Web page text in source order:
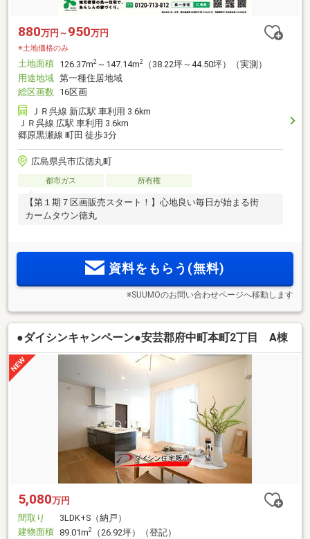
880万円～ 950万円
※土地価格のみ
土地面積 126.37m2 ～147.14m2
（38.22坪～44.50坪）（実測）
用途地域 第一種住居地域
総区画数 16区画
ＪＲ呉線 新広駅 車利用 3.6km
ＪＲ呉線 広駅 車利用 3.6km
郷原黒瀬線 町田 徒歩3分
広島県呉市広徳丸町
都市ガス 所有権
【第１期７区画販売スタート！】心地良い毎日が始まる街
カームタウン徳丸
資料をもらう(無料)
※SUUMOのお問い合わせページへ移動します
●ダイシンキャンペーン●安芸郡府中町本町2丁目 A棟
5,080万円
間取り
3LDK+S（納戸）
建物面積 89.01m2
（26.92坪）（登記）